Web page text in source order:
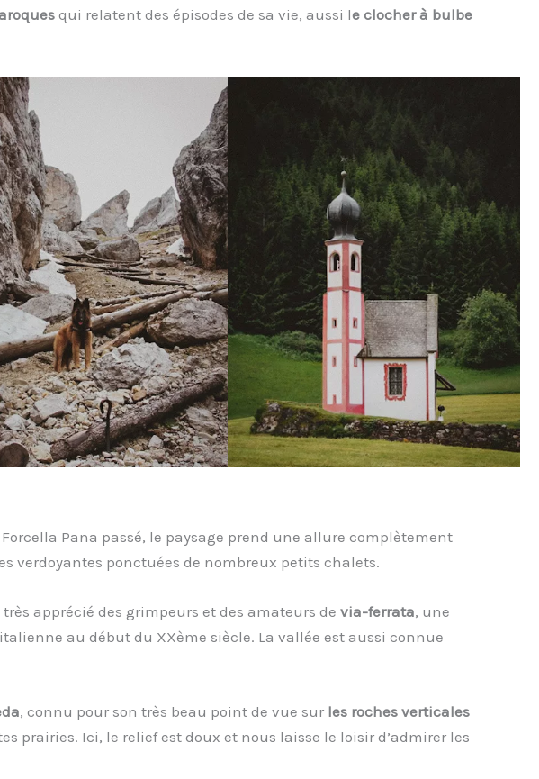
qui relatent des épisodes de sa vie, aussi le clocher à bulbe
Pana passé, le paysage prend une allure complètement
verdoyantes ponctuées de nombreux petits chalets.
apprécié des grimpeurs et des amateurs de via-ferrata, une
au début du XXème siècle. La vallée est aussi connue
, connu pour son très beau point de vue sur les roches verticales
prairies. Ici, le relief est doux et nous laisse le loisir d’admirer les